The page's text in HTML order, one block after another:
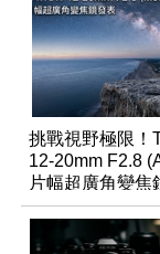
挑戰視野極限！
12-20mm F2.8
片幅超廣角變焦
表